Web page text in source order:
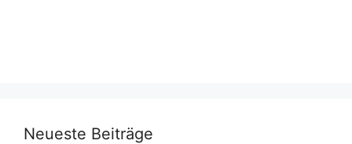
Neueste Beiträge